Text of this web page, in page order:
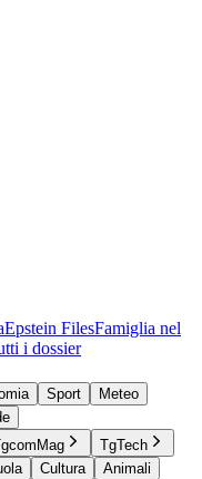
Epstein FilesFamiglia nel
i dossier
Sport
Meteo
TgTech
Cultura
Animali